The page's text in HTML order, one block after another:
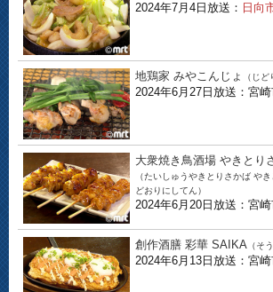
2024年7月4日放送： 日向
地鶏家 みやこんじょ （じ
2024年6月27日放送：宮
大衆焼き鳥酒場 やきとり
（たいしゅうやきとりさかば や
どおりにしてん）
2024年6月20日放送：宮
創作酒膳 彩華 SAIKA （そ
2024年6月13日放送：宮